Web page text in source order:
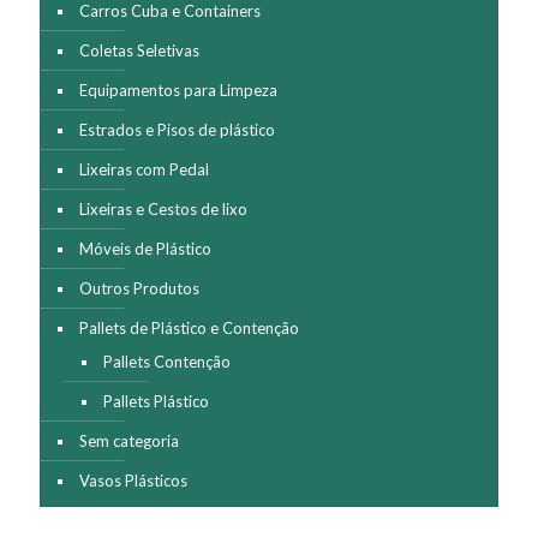
Carros Cuba e Containers
Coletas Seletivas
Equipamentos para Limpeza
Estrados e Pisos de plástico
Lixeiras com Pedal
Lixeiras e Cestos de lixo
Móveis de Plástico
Outros Produtos
Pallets de Plástico e Contenção
Pallets Contenção
Pallets Plástico
Sem categoria
Vasos Plásticos